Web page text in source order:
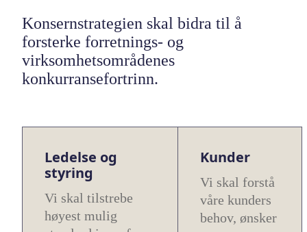
Konsernstrategien skal bidra til å
forsterke forretnings- og
virksomhetsområdenes
konkurransefortrinn.
Ledelse og
styring
Vi skal tilstrebe
høyest mulig
Kunder
Vi skal forstå
våre kunders
behov, ønsker